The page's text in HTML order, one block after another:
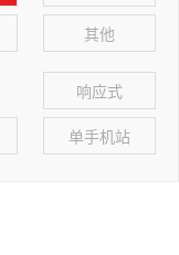
其他
响应式
单手机站